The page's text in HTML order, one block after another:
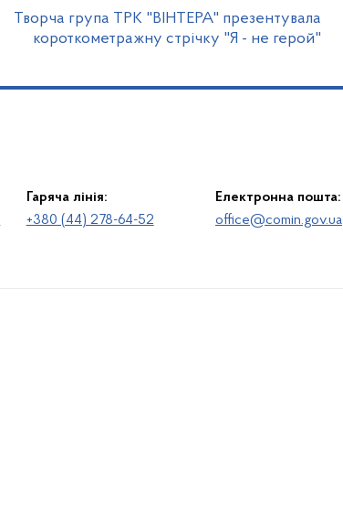
Творча група ТРК "ВІНТЕРА" презентувала
короткометражну стрічку "Я - не герой"
Гаряча лінія:
+380 (44) 278-64-52
Електронна пошта:
office@comin.gov.ua